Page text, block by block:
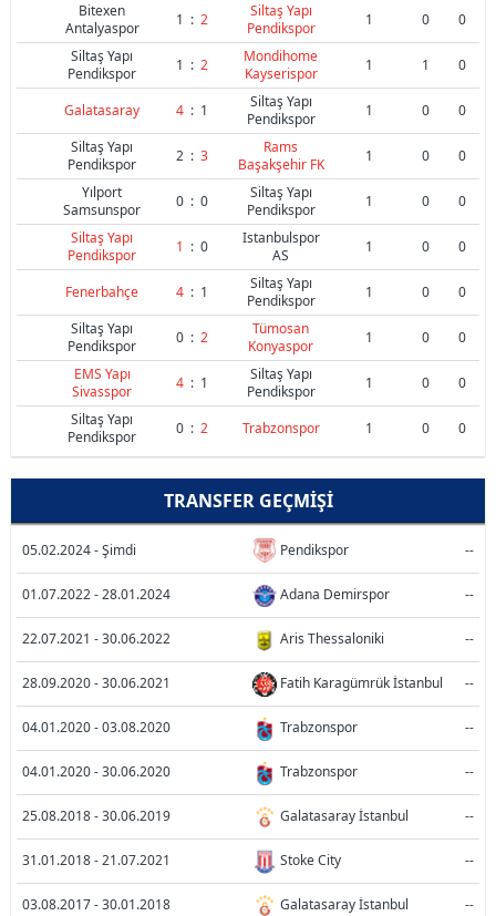
Bitexen
Antalyaspor
1 : 2
Siltaş Yapı
Pendikspor
1 0
0
Siltaş Yapı
Pendikspor
1 : 2
Mondihome
Kayserispor
1 1 0
Galatasaray 4 : 1
Siltaş Yapı
Pendikspor
1 0
0
Siltaş Yapı
Pendikspor
2 : 3
Rams
Başakşehir FK
1 0
0
Yılport
Samsunspor
0 : 0
Siltaş Yapı
Pendikspor
1 0
0
Siltaş Yapı
Pendikspor
1 : 0
Istanbulspor
AS
1 0 0
Fenerbahçe 4 : 1
Siltaş Yapı
Pendikspor
1 0
0
Siltaş Yapı
Pendikspor
0 : 2
Tümosan
Konyaspor
1 0
0
EMS Yapı
Sivasspor
4 : 1
Siltaş Yapı
Pendikspor
1 0
0
Siltaş Yapı
Pendikspor
0 : 2 Trabzonspor 1 0 0
TRANSFER GEÇMIŞI
05.02.2024 - Şimdi Pendikspor --
01.07.2022 - 28.01.2024 Adana Demirspor --
22.07.2021 - 30.06.2022 Aris Thessaloniki --
28.09.2020 - 30.06.2021 Fatih Karagümrük İstanbul --
04.01.2020 - 03.08.2020 Trabzonspor --
04.01.2020 - 30.06.2020 Trabzonspor --
25.08.2018 - 30.06.2019 Galatasaray İstanbul --
31.01.2018 - 21.07.2021 Stoke City --
03.08.2017 - 30.01.2018 Galatasaray İstanbul --